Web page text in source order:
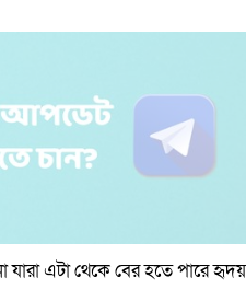
এটা থেকে বের হতে পারে হৃদয়